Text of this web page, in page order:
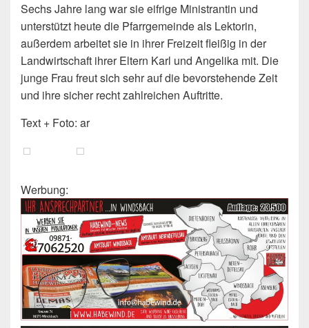
Sechs Jahre lang war sie eifrige Ministrantin und
unterstützt heute die Pfarrgemeinde als Lektorin,
außerdem arbeitet sie in ihrer Freizeit fleißig in der
Landwirtschaft ihrer Eltern Karl und Angelika mit. Die
junge Frau freut sich sehr auf die bevorstehende Zeit
und ihre sicher recht zahlreichen Auftritte.
Text + Foto: ar
Werbung: